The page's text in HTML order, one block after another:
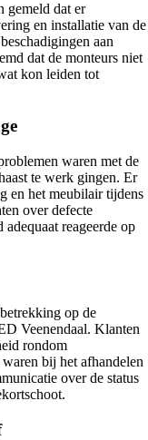
gemeld dat er
en installatie van de
aan
dat de monteurs niet
kon leiden tot
waren met de
te werk gingen. Er
en het meubilair tijdens
over defecte
reageerde op
op de
Veenendaal. Klanten
rondom
bij het afhandelen
over de status